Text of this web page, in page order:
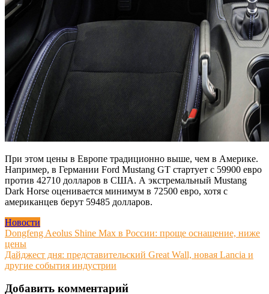
При этом цены в Европе традиционно выше, чем в Америке.
Например, в Германии Ford Mustang GT стартует с 59900 евро
против 42710 долларов в США. А экстремальный Mustang
Dark Horse оценивается минимум в 72500 евро, хотя с
американцев берут 59485 долларов.
Новости
Навигация
по
записям
Dongfeng Aeolus Shine Max в России: проще оснащение, ниже
цены
Дайджест дня: представительский Great Wall, новая Lancia и
другие события индустрии
Добавить комментарий